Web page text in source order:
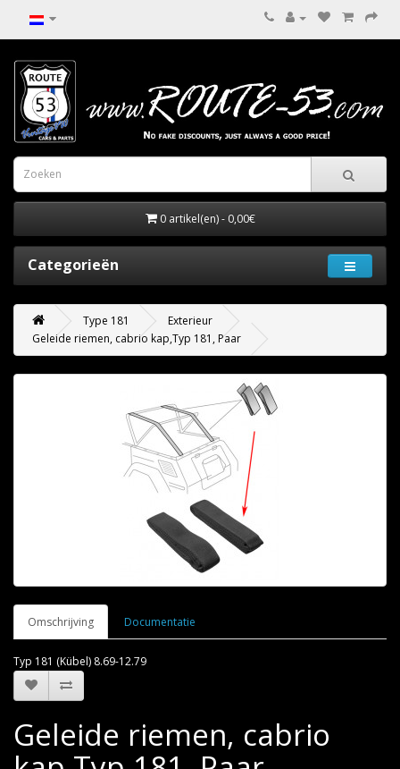
0 artikel(en) - 0,00€
Categorieën
Type 181
Exterieur
Geleide riemen, cabrio kap,Typ 181, Paar
Omschrijving Documentatie
Typ 181 (Kübel) 8.69-12.79
Geleide riemen, cabrio